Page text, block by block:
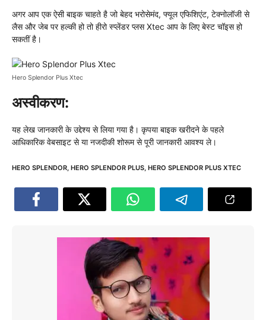
अगर आप एक ऐसी बाइक चाहते है जो बेहद भरोसेमंद, फ्यूल एफिशिएंट, टेक्नोलॉजी से
लैस और जेब पर हल्की हो तो हीरो स्प्लेंडर प्लस Xtec आप के लिए बेस्ट चॉइस हो
सकतीं है।
Hero Splendor Plus Xtec
अस्वीकरण:
यह लेख जानकारी के उद्देश्य से लिया गया है। कृपया बाइक खरीदने के पहले
आधिकारिक वेबसाइट से या नजदीकी शोरूम से पूरी जानकारी आवश्य ले।
HERO SPLENDOR, HERO SPLENDOR PLUS, HERO SPLENDOR PLUS XTEC